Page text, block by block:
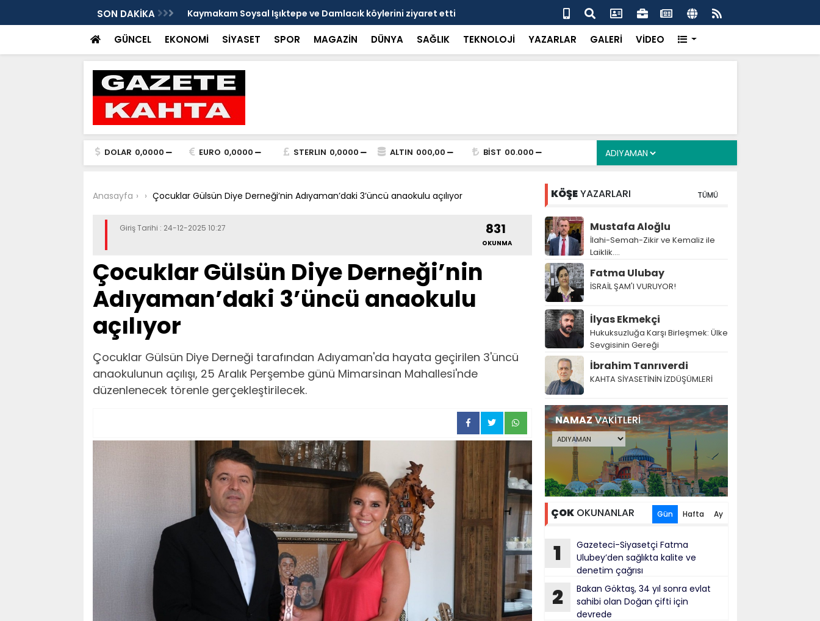
SON DAKİKA
Damlacık köylerini ziyaret etti Kaymakam Soysal gençlerle bir araya geldi Bakan Göktaş, 34 yıl sonra evlat sahibi olan Doğan çifti için devrede
GÜNCEL EKONOMİ SİYASET SPOR MAGAZİN DÜNYA SAĞLIK TEKNOLOJİ YAZARLAR GALERİ VİDEO
DOLAR 0,0000 EURO 0,0000 STERLIN 0,0000 ALTIN 000,00 BİST 00.000
Anasayfa Çocuklar Gülsün Diye Derneği’nin Adıyaman’daki 3’üncü anaokulu açılıyor
Giriş Tarihi : 24-12-2025 10:27 831
OKUNMA
Çocuklar Gülsün Diye Derneği’nin
Adıyaman’daki 3’üncü anaokulu
açılıyor
Çocuklar Gülsün Diye Derneği tarafından Adıyaman'da hayata geçirilen 3'üncü
anaokulunun açılışı, 25 Aralık Perşembe günü Mimarsinan Mahallesi'nde
düzenlenecek törenle gerçekleştirilecek.
KÖŞEYAZARLARI TÜMÜ
Mustafa Aloğlu
İlahi-Semah-Zikir ve Kemaliz ile
Laiklik….
Fatma Ulubay
İSRAİL ŞAM'I VURUYOR!
İlyas Ekmekçi
Hukuksuzluğa Karşı Birleşmek: Ülke
Sevgisinin Gereği
İbrahim Tanrıverdi
KAHTA SİYASETİNİN İZDÜŞÜMLERİ
NAMAZVAKİTLERİ
ÇOKOKUNANLAR Gün Hafta Ay
1
Gazeteci-Siyasetçi Fatma
Ulubey’den sağlıkta kalite ve
denetim çağrısı
2
Bakan Göktaş, 34 yıl sonra evlat
sahibi olan Doğan çifti için
devrede